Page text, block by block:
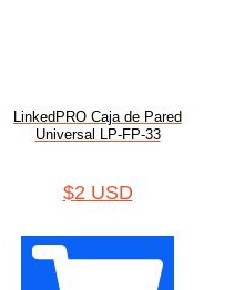
LinkedPRO Caja de Pared
Universal LP-FP-33
$2 USD